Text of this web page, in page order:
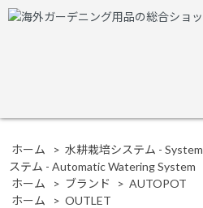
ホーム > 水耕栽培システム -
ステム - Automatic Watering System
ホーム
> ブランド > AUTOPOT
ホーム
> OUTLET